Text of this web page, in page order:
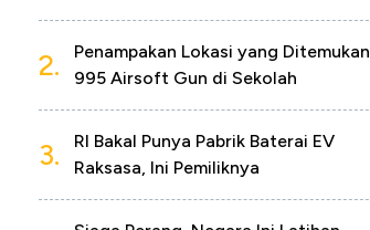
2.
Penampakan Lokasi yang Ditemukan
995 Airsoft Gun di Sekolah
3.
RI Bakal Punya Pabrik Baterai EV
Raksasa, Ini Pemiliknya